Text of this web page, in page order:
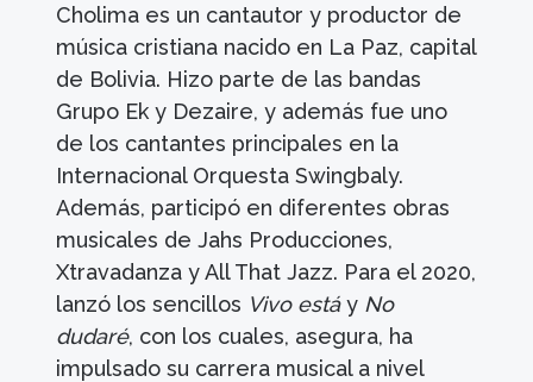
Cholima es un cantautor y productor de
música cristiana nacido en La Paz, capital
de Bolivia. Hizo parte de las bandas
Grupo Ek y Dezaire, y además fue uno
de los cantantes principales en la
Internacional Orquesta Swingbaly.
Además, participó en diferentes obras
musicales de Jahs Producciones,
Xtravadanza y All That Jazz. Para el 2020,
lanzó los sencillos Vivo estáy No
dudaré, con los cuales, asegura, ha
impulsado su carrera musical a nivel